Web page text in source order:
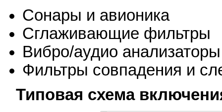
Сонары и авионика
Сглаживающие фильтры
Вибро/аудио анализаторы
Фильтры совпадения и
Типовая схема